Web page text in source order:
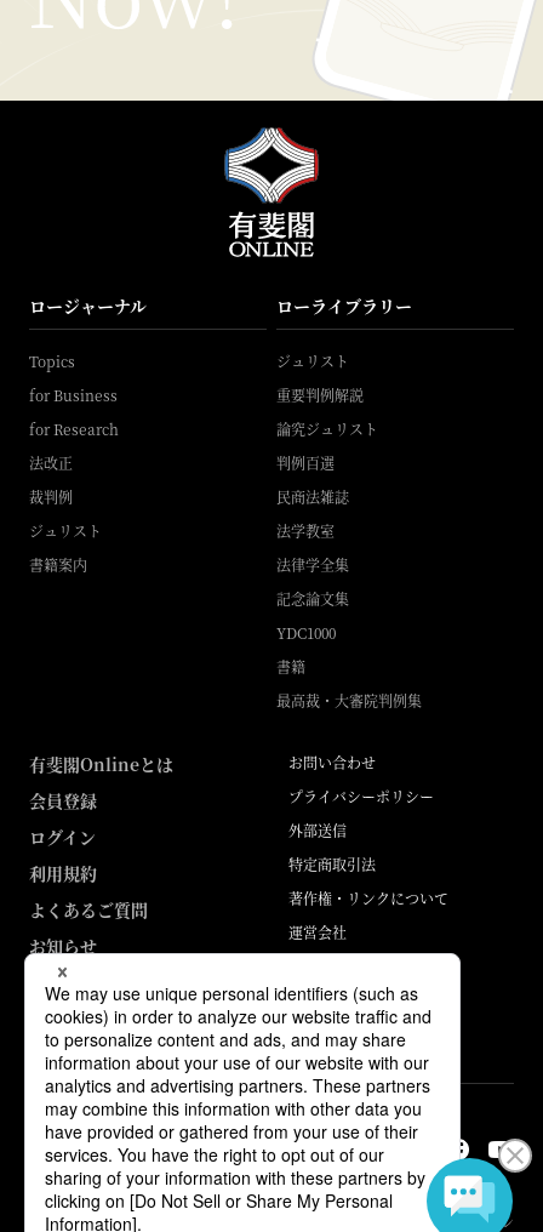
ロージャーナル
Topics
for Business
for Research
法改正
裁判例
ジュリスト
書籍案内
ローライブラリー
ジュリスト
重要判例解説
論究ジュリスト
判例百選
民商法雑誌
法学教室
法律学全集
記念論文集
YDC1000
書籍
最高裁・大審院判例集
有斐閣Onlineとは
会員登録
ログイン
利用規約
よくあるご質問
お知らせ
お問い合わせ
プライバシーポリシー
外部送信
特定商取引法
著作権・リンクについて
運営会社
ABJマークは、この電子書店・電子書籍配信サービスが、著作権者からコン